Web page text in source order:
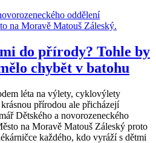
do přírody? Tohle by
chybět v batohu
léta na výlety, cyklovýlety
přírodou ale přicházejí
Dětského a novorozeneckého
na Moravě Matouš Záleský proto
každého, kdo vyráží s dětmi